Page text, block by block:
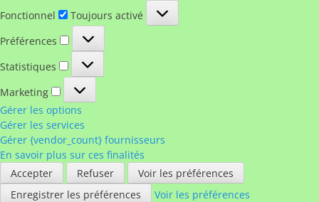
Fonctionnel
Toujours activé
Préférences
Statistiques
Marketing
Gérer les options
Gérer les services
Gérer {vendor_count} fournisseurs
En savoir plus sur ces finalités
Accepter
Refuser
Voir les préférences
Enregistrer les préférences
Voir les préférences